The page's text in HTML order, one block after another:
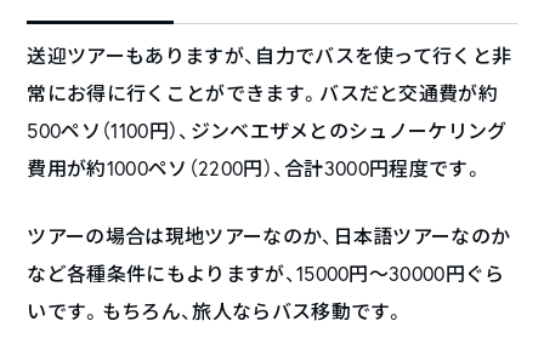
送迎ツアーもありますが、自力でバスを使って行くと非
常にお得に行くことができます。バスだと交通費が約
500ペソ（1100円）、ジンベエザメとのシュノーケリング
費用が約1000ペソ（2200円）、合計3000円程度です。
ツアーの場合は現地ツアーなのか、日本語ツアーなのか
など各種条件にもよりますが、15000円〜30000円ぐら
いです。もちろん、旅人ならバス移動です。